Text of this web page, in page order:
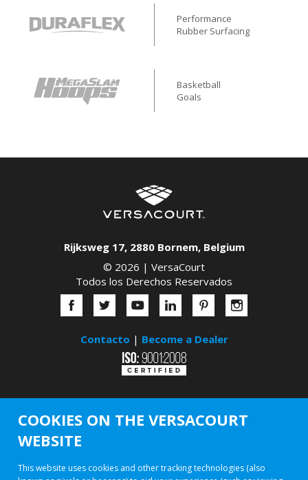
Performance
Rubber Surfacing
Basketball
Goals
Rijksweg 17, 2880 Bornem, Belgium
© 2026 | VersaCourt
Todos los Derechos Reservados
Contacto | Become a Dealer
COOKIES ON THE VERSACOURT
WEBSITE
This website uses cookies and other tracking technologies (also